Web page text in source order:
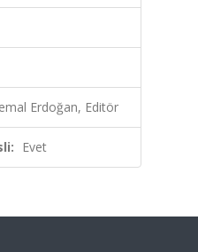
Erdoğan, Editör
Evet